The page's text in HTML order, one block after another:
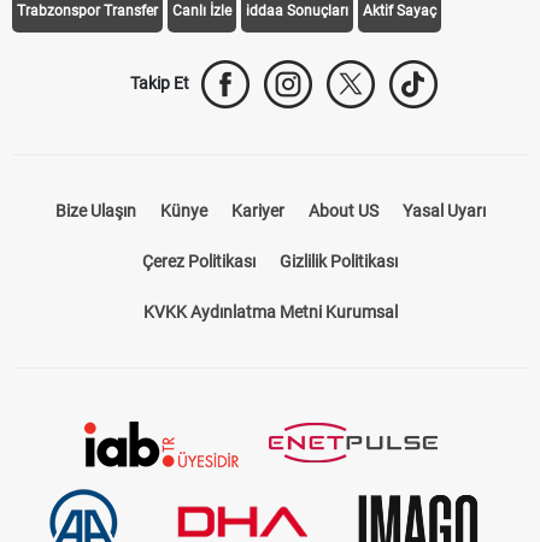
Trabzonspor Transfer Canlı İzle iddaa Sonuçları Aktif Sayaç
Takip Et
Bize Ulaşın Künye Kariyer About US Yasal Uyarı
Çerez Politikası Gizlilik Politikası
KVKK Aydınlatma Metni Kurumsal